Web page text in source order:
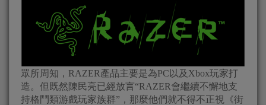
眾所周知，RAZER產品主要是為PC以及Xbox玩家打
造。但既然陳民亮已經放言“RAZER會繼續不懈地支
持格鬥類游戲玩家族群”，那麼他們就不得不正視《街